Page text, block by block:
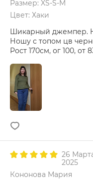
Размер: XS-S-M
Цвет: Хаки
Шикарный джемпер.
Ношу с топом цв
Рост 170см, ог 100, от
26
2025
Кононова Мария